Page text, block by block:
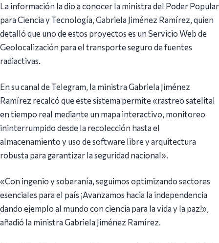
La información la dio a conocer la ministra del Poder Popular
para Ciencia y Tecnología, Gabriela Jiménez Ramírez, quien
detalló que uno de estos proyectos es un Servicio Web de
Geolocalización para el transporte seguro de fuentes
radiactivas.
En su canal de Telegram, la ministra Gabriela Jiménez
Ramírez recalcó que este sistema permite «rastreo satelital
en tiempo real mediante un mapa interactivo, monitoreo
ininterrumpido desde la recolección hasta el
almacenamiento y uso de software libre y arquitectura
robusta para garantizar la seguridad nacional».
«Con ingenio y soberanía, seguimos optimizando sectores
esenciales para el país ¡Avanzamos hacia la independencia
dando ejemplo al mundo con ciencia para la vida y la paz!»,
añadió la ministra Gabriela Jiménez Ramírez.